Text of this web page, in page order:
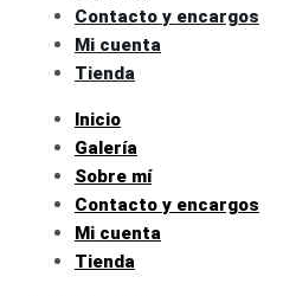
Contacto y encargos
Mi cuenta
Tienda
Inicio
Galería
Sobre mí
Contacto y encargos
Mi cuenta
Tienda